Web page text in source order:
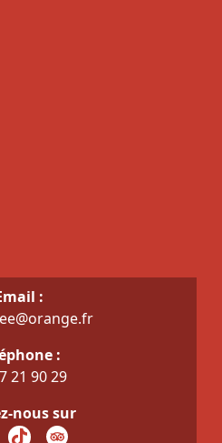
:
:
21 90 29
nous sur